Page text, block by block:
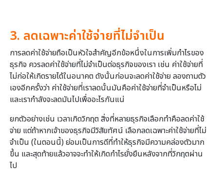
3. ลดเฉพาะค่าใช้จ่ายที่ไม่จำเป็น
การลดค่าใช้จ่ายถือเป็นหัวใจสำคัญอีกข้อหนึ่งในการเพิ่มกำไรของ
ธุรกิจ ควรลดค่าใช้จ่ายที่ไม่จำเป็นต่อธุรกิจของเรา เช่น ค่าใช้จ่ายที่
ไม่ก่อให้เกิดรายได้ในอนาคต ดังนั้นก่อนจะลดค่าใช้จ่าย ลองถามตัว
เองอีกครั้งว่า ค่าใช้จ่ายที่เราลดนั้นมันคือค่าใช้จ่ายที่จำเป็นหรือไม่
และเรากำลังจะลดมันไปเพื่ออะไรกันแน่
ยกตัวอย่างเช่น เวลาเกิดวิกฤต สิ่งที่หลายธุรกิจเลือกทำคือลดค่าใช้
จ่าย แต่ถ้าหากเจ้าของธุรกิจมีวิสัยทัศน์ เลือกลดเฉพาะค่าใช้จ่ายที่ไม่
จำเป็น (ในตอนนี้) ย่อมเป็นการดีที่ทำให้ธุรกิจมีความคล่องตัวมาก
ขึ้น และสุดท้ายแล้วอาจจะทำให้เกิดกำไรยั่งยืนหลังจากที่วิกฤตผ่าน
ไป